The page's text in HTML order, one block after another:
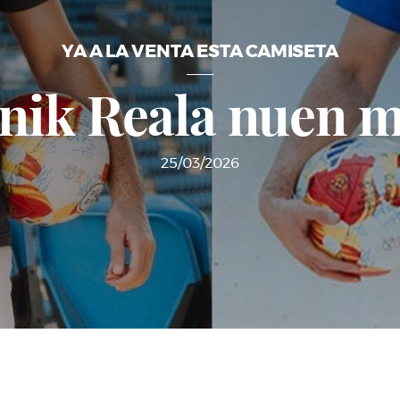
YA A LA VENTA ESTA CAMISETA
Reala nuen
25/03/2026